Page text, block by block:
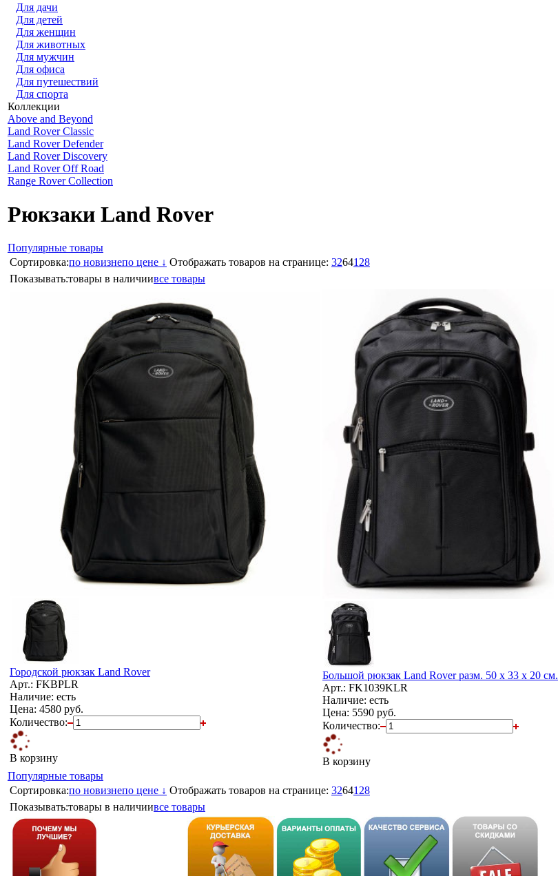
Для дачи
Для детей
Для женщин
Для животных
Для мужчин
Для офиса
Для путешествий
Для спорта
Коллекции
Above and Beyond
Land Rover Classic
Land Rover Defender
Land Rover Discovery
Land Rover Off Road
Range Rover Collection
Рюкзаки Land Rover
Популярные товары
Сортировка:по новизнепо цене ↓ Отображать товаров на странице: 3264128
Показывать:товары в наличиивсе товары
Городской рюкзак Land Rover
Арт.: FKBPLR
Наличие: есть
Цена: 4580 руб.
Количество:
В корзину
Большой рюкзак Land Rover разм. 50 х 33 х 20 см.
Арт.: FK1039KLR
Наличие: есть
Цена: 5590 руб.
Количество:
В корзину
Популярные товары
Сортировка:по новизнепо цене ↓ Отображать товаров на странице: 3264128
Показывать:товары в наличиивсе товары